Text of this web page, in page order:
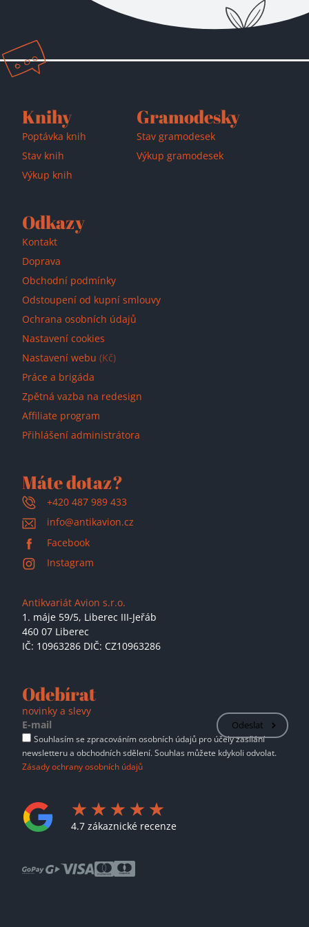
Přidáno do košíku!
Knihy
Poptávka knih
Stav knih
Výkup knih
Gramodesky
Stav gramodesek
Výkup gramodesek
Odkazy
Kontakt
Doprava
Obchodní podmínky
Odstoupení od kupní smlouvy
Ochrana osobních údajů
Nastavení cookies
Nastavení webu (Kč)
Práce a brigáda
Zpětná vazba na redesign
Affiliate program
Přihlášení administrátora
Máte dotaz?
+420 487 989 433
info@antikavion.cz
Facebook
Instagram
Antikvariát Avion s.r.o.
1. máje 59/5, Liberec III-Jeřáb
460 07 Liberec
IČ: 10963286 DIČ: CZ10963286
Odebírat
novinky a slevy
Odeslat
Souhlasím se zpracováním osobních údajů pro účely zasílání
newsletteru a obchodních sdělení. Souhlas můžete kdykoli odvolat.
Zásady ochrany osobních údajů
4.7 zákaznické recenze